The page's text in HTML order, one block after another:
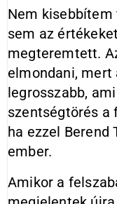
Nem
sem az
megteremtett.
elmondani, mert
legrosszabb,
szentségtörés a
ha ezzel Berend
ember.
Amikor a